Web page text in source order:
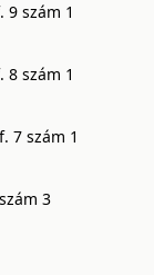
9 szám 1
8 szám 1
7 szám 1
3